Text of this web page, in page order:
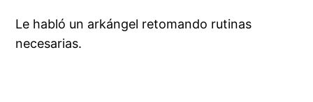
Le habló un arkángel retomando rutinas
necesarias.